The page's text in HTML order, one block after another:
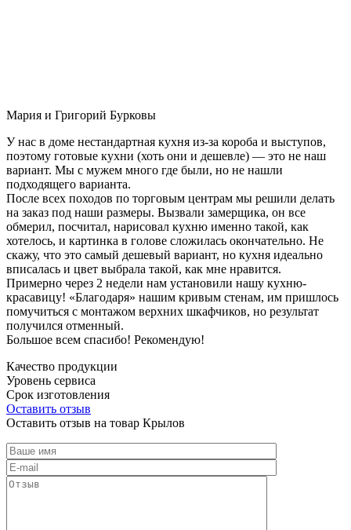
Мария и Григорий Бурковы
У нас в доме нестандартная кухня из-за короба и выступов,
поэтому готовые кухни (хоть они и дешевле) — это не наш
вариант. Мы с мужем много где были, но не нашли
подходящего варианта.
После всех походов по торговым центрам мы решили делать
на заказ под наши размеры. Вызвали замерщика, он все
обмерил, посчитал, нарисовал кухню именно такой, как
хотелось, и картинка в голове сложилась окончательно. Не
скажу, что это самый дешевый вариант, но кухня идеально
вписалась и цвет выбрала такой, как мне нравится.
Примерно через 2 недели нам установили нашу кухню-
красавицу! «Благодаря» нашим кривым стенам, им пришлось
помучиться с монтажом верхних шкафчиков, но результат
получился отменный.
Большое всем спасибо! Рекомендую!
Качество продукции
Уровень сервиса
Срок изготовления
Оставить отзыв
Оставить отзыв на товар Крылов